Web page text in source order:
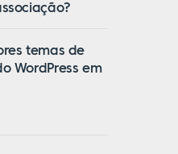
temas de
WordPress em